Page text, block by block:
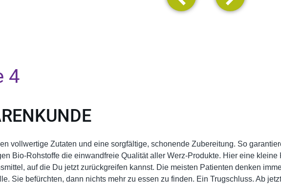
4
vollwertige Zutaten und eine sorgfältige, schonende Zubereitung. So
Bio-Rohstoffe die einwandfreie Qualität aller Werz-Produkte. Hier eine
auf die Du jetzt zurückgreifen kannst. Die meisten Patienten denken
Sie befürchten, dann nichts mehr zu essen zu finden. Ein Trugschluss. Ab